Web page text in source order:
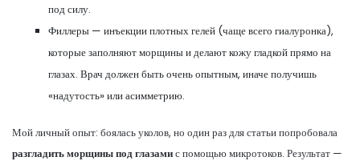
под силу.
Филлеры — инъекции плотных гелей (чаще всего гиалуронка),
которые заполняют морщины и делают кожу гладкой прямо на
глазах. Врач должен быть очень опытным, иначе получишь
«надутость» или асимметрию.
Мой личный опыт: боялась уколов, но один раз для статьи попробовала
разгладить морщины под глазамис помощью микротоков. Результат —